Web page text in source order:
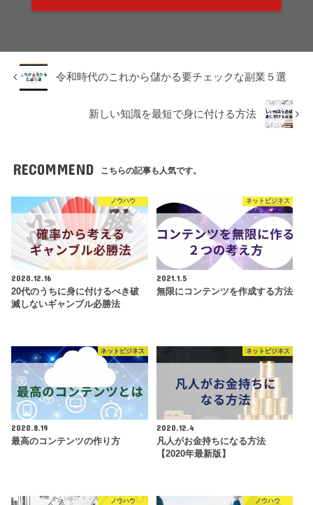
令和時代のこれから儲かる要チェックな副業５選
新しい知識を最短で身に付ける方法
RECOMMEND こちらの記事も人気です。
ノウハウ
2020.12.16
20代のうちに身に付けるべき破
滅しないギャンブル必勝法
ネットビジネス
2021.1.5
無限にコンテンツを作成する方法
ネットビジネス
2020.8.19
最高のコンテンツの作り方
ネットビジネス
2020.12.4
凡人がお金持ちになる方法
【2020年最新版】
ノウハウ ノウハウ